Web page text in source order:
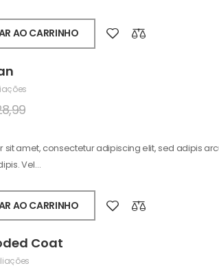
AO CARRINHO
sit amet, consectetur adipiscing elit, sed adipis
Vel…
AO CARRINHO
Coat